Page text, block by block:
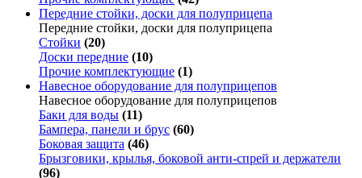
Передние стойки, доски для полуприцепа
Передние стойки, доски для полуприцепа
Стойки (20)
Доски передние (10)
Прочие комплектующие (1)
Навесное оборудование для полуприцепов
Навесное оборудование для полуприцепов
Баки для воды (11)
Бампера, панели и брус (60)
Боковая защита (46)
Брызговики, крылья, боковой анти-спрей и держатели
(96)